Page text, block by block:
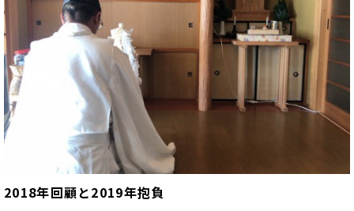
2018年回顧と2019年抱負